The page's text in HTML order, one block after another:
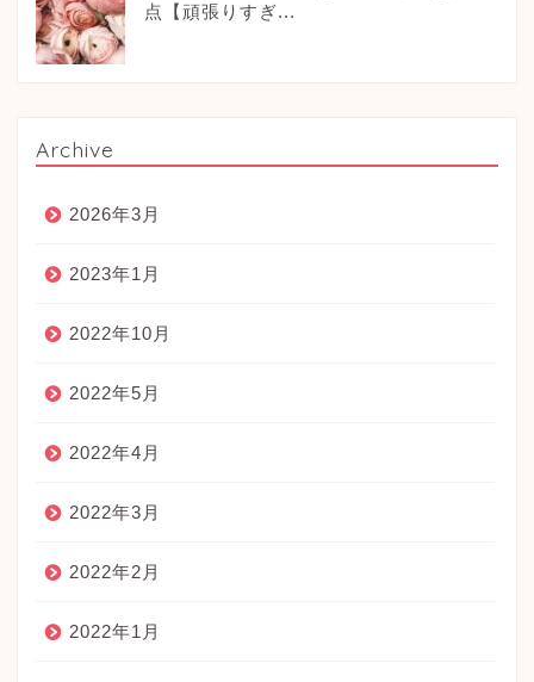
点【頑張りすぎ...
Archive
2026年3月
2023年1月
2022年10月
2022年5月
2022年4月
2022年3月
2022年2月
2022年1月